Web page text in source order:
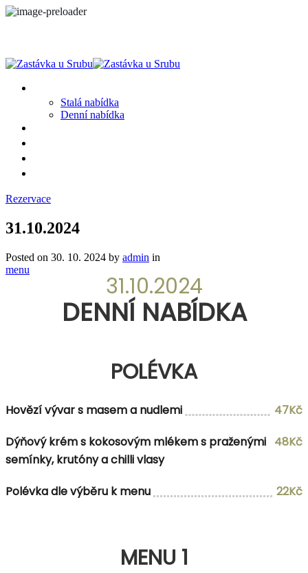
Stalá nabídka
Denní nabídka
Rezervace
31.10.2024
Posted on 30. 10. 2024 by admin in
menu
31.10.2024
DENNÍ NABÍDKA
POLÉVKA
Hovězí vývar s masem a nudlemi
47Kč
Dýňový krém s kokosovým mlékem s praženými
semínky, krutóny a chilli vlasy
48Kč
Polévka dle výběru k menu 22Kč
MENU 1